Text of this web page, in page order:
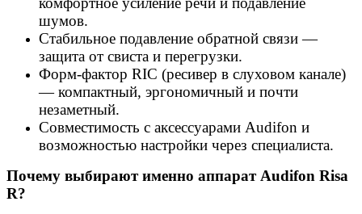
шумов.
Стабильное подавление обратной связи —
защита от свиста и перегрузки.
Форм-фактор RIC (ресивер в слуховом канале)
— компактный, эргономичный и почти
незаметный.
Совместимость с аксессуарами Audifon и
возможностью настройки через специалиста.
Почему выбирают именно аппарат Audifon Risa
R?